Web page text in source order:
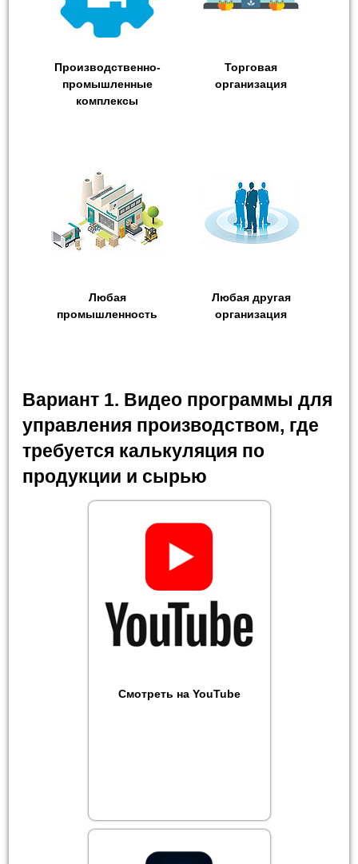
Производственно-
промышленные
комплексы
Торговая
организация
Любая
промышленность
Любая другая
организация
Вариант 1. Видео программы для
управления производством, где
требуется калькуляция по
продукции и сырью
Смотреть на YouTube